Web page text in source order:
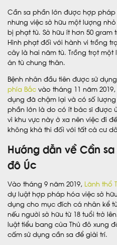
Cần sa phần lớn được hợp
nhưng việc sở hữu một lượng
bị phạt tù. Sở hữu ít hơn 50 gram
Hình phạt đối với hành vi trồng
cây là hai năm tù. Trồng trọt
án tù chung thân.
Bệnh nhân đầu tiên được sử
phía Bắc vào tháng 11 năm
dụng đã chậm lại và có số
phần lớn là do có ít bác sĩ được
vì khu vực này ở xa nên việc đi
không khả thi đối với tất cả cư
Hướng dẫn về Cần sa
đô Úc
Vào tháng 9 năm 2019, Lãnh thổ
dự luật hợp pháp hóa việc sở
dụng cho mục đích cá nhân kể
nếu người sở hữu từ 18 tuổi trở
luật tiểu bang của Thủ đô xung
cấm sử dụng cần sa để giải trí.